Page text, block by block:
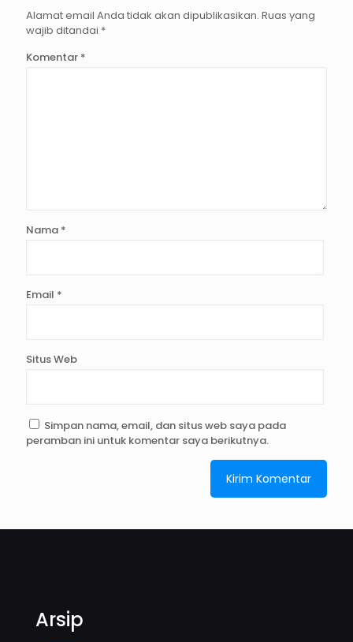
Alamat email Anda tidak akan dipublikasikan. Ruas yang
wajib ditandai *
Komentar *
Nama *
Email *
Situs Web
Simpan nama, email, dan situs web saya pada
peramban ini untuk komentar saya berikutnya.
Arsip